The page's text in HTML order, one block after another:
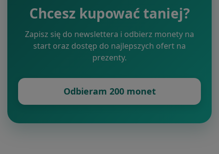
Chcesz kupować taniej?
Zapisz się do newslettera i odbierz monety na
start oraz dostęp do najlepszych ofert na
prezenty.
Odbieram 200 monet